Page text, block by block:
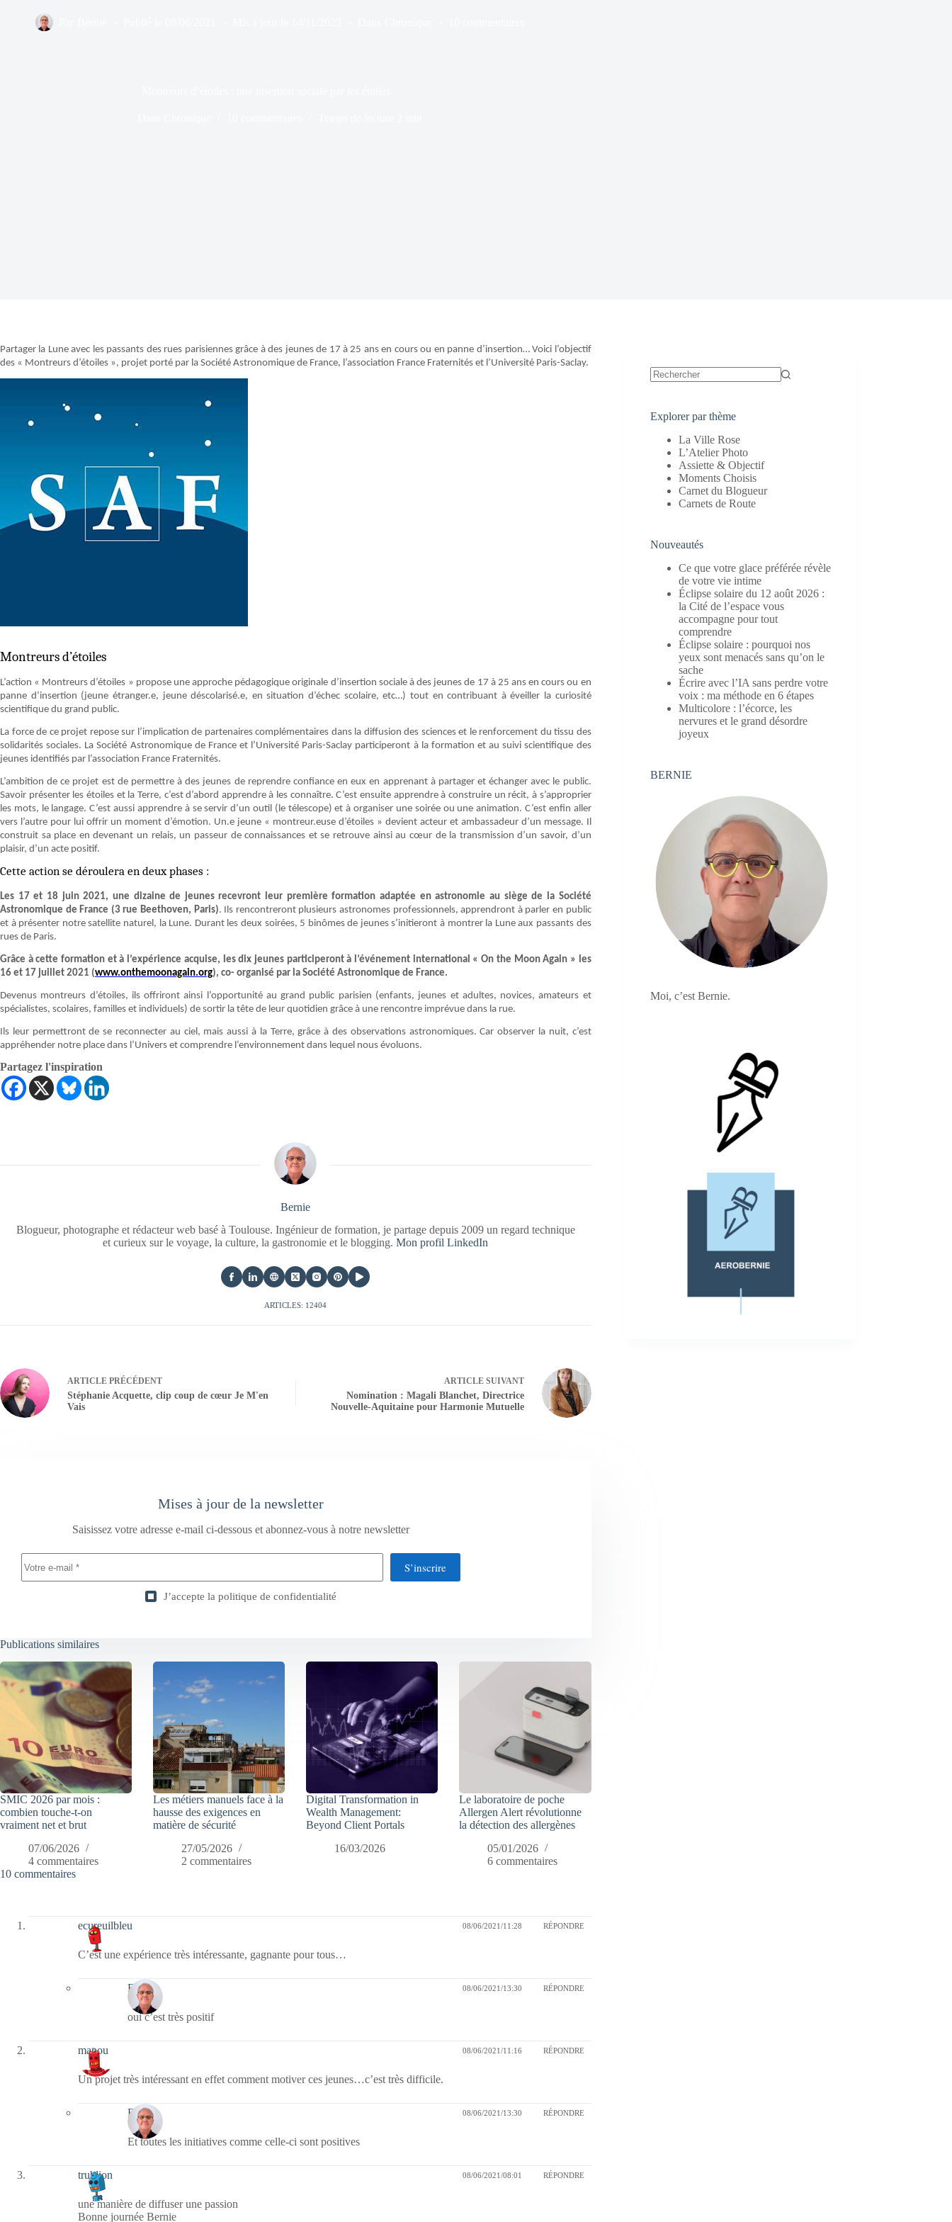
Partager la Lune avec les passants des rues parisiennes grâce à des jeunes de 17 à 25 ans en cours ou en panne d’insertion… Voici l’objectif
des « Montreurs d’étoiles », projet porté par la Société Astronomique de France, l’association France Fraternités et l’Université Paris-Saclay.
Montreurs d’étoiles
L’action « Montreurs d’étoiles » propose une approche pédagogique originale d’insertion sociale à des jeunes de 17 à 25 ans en cours ou en
panne d’insertion (jeune étranger.e, jeune déscolarisé.e, en situation d’échec scolaire, etc…) tout en contribuant à éveiller la curiosité
scientifique du grand public.
La force de ce projet repose sur l’implication de partenaires complémentaires dans la diffusion des sciences et le renforcement du tissu des
solidarités sociales. La Société Astronomique de France et l’Université Paris-Saclay participeront à la formation et au suivi scientifique des
jeunes identifiés par l’association France Fraternités.
L’ambition de ce projet est de permettre à des jeunes de reprendre confiance en eux en apprenant à partager et échanger avec le public.
Savoir présenter les étoiles et la Terre, c’est d’abord apprendre à les connaître. C’est ensuite apprendre à construire un récit, à s’approprier
les mots, le langage. C’est aussi apprendre à se servir d’un outil (le télescope) et à organiser une soirée ou une animation. C’est enfin aller
vers l’autre pour lui offrir un moment d’émotion. Un.e jeune « montreur.euse d’étoiles » devient acteur et ambassadeur d’un message. Il
construit sa place en devenant un relais, un passeur de connaissances et se retrouve ainsi au cœur de la transmission d’un savoir, d’un
plaisir, d’un acte positif.
Cette action se déroulera en deux phases :
Les 17 et 18 juin 2021, une dizaine de jeunes recevront leur première formation adaptée en astronomie au siège de la Société
Astronomique de France (3 rue Beethoven, Paris). Ils rencontreront plusieurs astronomes professionnels, apprendront à parler en public
et à présenter notre satellite naturel, la Lune. Durant les deux soirées, 5 binômes de jeunes s’initieront à montrer la Lune aux passants des
rues de Paris.
Grâce à cette formation et à l’expérience acquise, les dix jeunes participeront à l’événement international « On the Moon Again » les
16 et 17 juillet 2021 (www.onthemoonagain.org), co- organisé par la Société Astronomique de France.
Devenus montreurs d’étoiles, ils offriront ainsi l’opportunité au grand public parisien (enfants, jeunes et adultes, novices, amateurs et
spécialistes, scolaires, familles et individuels) de sortir la tête de leur quotidien grâce à une rencontre imprévue dans la rue.
Ils leur permettront de se reconnecter au ciel, mais aussi à la Terre, grâce à des observations astronomiques. Car observer la nuit, c’est
appréhender notre place dans l’Univers et comprendre l’environnement dans lequel nous évoluons.
Partagez l'inspiration
Bernie
Blogueur, photographe et rédacteur web basé à Toulouse. Ingénieur de formation, je partage depuis 2009 un regard technique
et curieux sur le voyage, la culture, la gastronomie et le blogging.Mon profil LinkedIn
ARTICLES: 12404
ARTICLE PRÉCÉDENT
Stéphanie Acquette, clip coup de cœur Je M'en
Vais
ARTICLESUIVANT
Nomination : Magali Blanchet, Directrice
Nouvelle-Aquitaine pour Harmonie Mutuelle
Mises à jour de la newsletter
Saisissez votre adresse e-mail ci-dessous et abonnez-vous à notre newsletter
S’inscrire
J’accepte la politique de confidentialité
Publications similaires
SMIC 2026 par mois :
combien touche-t-on
vraiment net et brut
07/06/2026
4 commentaires
Les métiers manuels face à la
hausse des exigences en
matière de sécurité
27/05/2026
2 commentaires
Digital Transformation in
Wealth Management:
Beyond Client Portals
16/03/2026
Le laboratoire de poche
Allergen Alert révolutionne
la détection des allergènes
05/01/2026
6 commentaires
10 commentaires
ecureuilbleu 08/06/2021/11:28 RÉPONDRE
C’est une expérience très intéressante, gagnante pour tous…
Bernie 08/06/2021/13:30 RÉPONDRE
oui c’est très positif
manou 08/06/2021/11:16 RÉPONDRE
Un projet très intéressant en effet comment motiver ces jeunes…c’est très difficile.
Bernie 08/06/2021/13:30 RÉPONDRE
Et toutes les initiatives comme celle-ci sont positives
trublion 08/06/2021/08:01 RÉPONDRE
une manière de diffuser une passion
Bonne journée Bernie
Explorer par thème
La Ville Rose
L’Atelier Photo
Assiette & Objectif
Moments Choisis
Carnet du Blogueur
Carnets de Route
Nouveautés
Ce que votre glace préférée révèle
de votre vie intime
Éclipse solaire du 12 août 2026 :
la Cité de l’espace vous
accompagne pour tout
comprendre
Éclipse solaire : pourquoi nos
yeux sont menacés sans qu’on le
sache
Écrire avec l’IA sans perdre votre
voix : ma méthode en 6 étapes
Multicolore : l’écorce, les
nervures et le grand désordre
joyeux
BERNIE
Moi, c’est Bernie.